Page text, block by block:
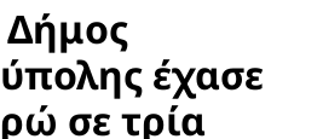
έχασε
σε τρία